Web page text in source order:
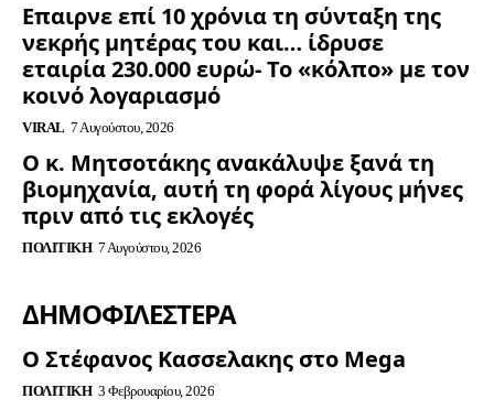
Επαιρνε επί 10 χρόνια τη σύνταξη της
νεκρής μητέρας του και… ίδρυσε
εταιρία 230.000 ευρώ- Το «κόλπο» με τον
κοινό λογαριασμό
VIRAL 7 Αυγούστου, 2026
Ο κ. Μητσοτάκης ανακάλυψε ξανά τη
βιομηχανία, αυτή τη φορά λίγους μήνες
πριν από τις εκλογές
ΠΟΛΙΤΙΚΉ 7 Αυγούστου, 2026
ΔΗΜΟΦΙΛΈΣΤΕΡΑ
Ο Στέφανος Κασσελακης στο Mega
ΠΟΛΙΤΙΚΉ 3 Φεβρουαρίου, 2026